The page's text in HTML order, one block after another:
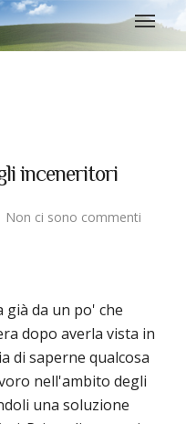
inceneritori
Non ci sono commenti
da un po' che
dopo averla vista in
di saperne qualcosa
nell'ambito degli
una soluzione